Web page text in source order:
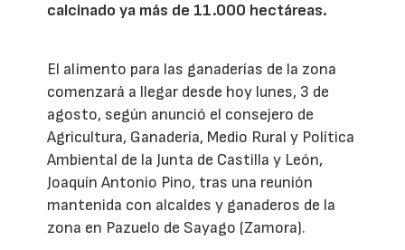
calcinado ya más de 11.000 hectáreas.
El alimento para las ganaderías de la zona
comenzará a llegar desde hoy lunes, 3 de
agosto, según anunció el consejero de
Agricultura, Ganadería, Medio Rural y Política
Ambiental de la Junta de Castilla y León,
Joaquín Antonio Pino, tras una reunión
mantenida con alcaldes y ganaderos de la
zona en Pazuelo de Sayago (Zamora).